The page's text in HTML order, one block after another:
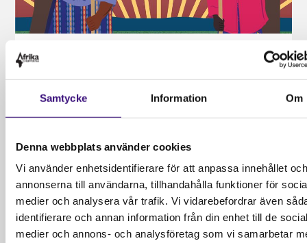
Samtycke Information Om
Denna webbplats använder cookies
Vi använder enhetsidentifierare för att anpassa innehållet och
annonserna till användarna, tillhandahålla funktioner för
medier och analysera vår trafik. Vi vidarebefordrar även
identifierare och annan information från din enhet till de
medier och annons- och analysföretag som vi samarbetar
från vårt arbete i Sverige och södra Afrika. Du
tar del av aktuella nyheter, kampanjer och
inbjudningar till evenemang runtom i Sverige.
Signa upp